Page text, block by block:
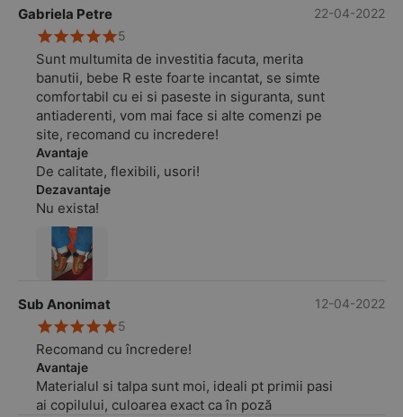
Gabriela Petre
22-04-2022
5
Sunt multumita de investitia facuta, merita
banutii, bebe R este foarte incantat, se simte
comfortabil cu ei si paseste in siguranta, sunt
antiaderenti, vom mai face si alte comenzi pe
site, recomand cu incredere!
Avantaje
De calitate, flexibili, usori!
Dezavantaje
Nu exista!
Sub Anonimat
12-04-2022
5
Recomand cu încredere!
Avantaje
Materialul si talpa sunt moi, ideali pt primii pasi
ai copilului, culoarea exact ca în poză